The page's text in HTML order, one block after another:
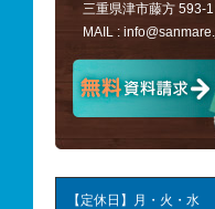
三重県津市藤方 593-1
MAIL :
【定休日】月・火・水